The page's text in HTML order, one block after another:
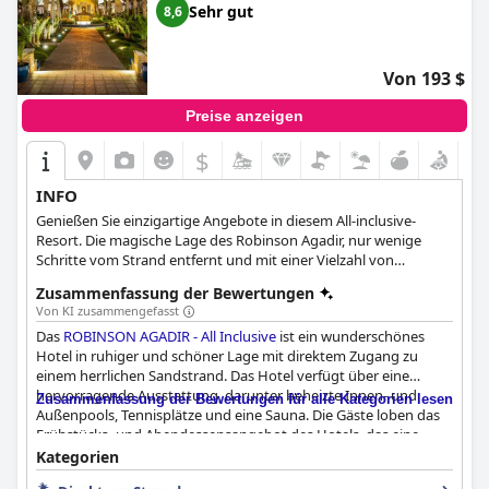
8,6 Sehr gut
Von 193 $
Preise anzeigen
$
INFO
Genießen Sie einzigartige Angebote in diesem All-inclusive-
Resort. Die magische Lage des Robinson Agadir, nur wenige
Schritte vom Strand entfernt und mit einer Vielzahl von
Golf, Outdoor-Aktivitäten, wie Reiten, und Aktivitäten speziell für
Kinder organisiert, werden Sie eine originelle ROBINS Erfahrung
auf dem Gelände dieses Hotels haben.
Zusammenfassung der Bewertungen
Von KI zusammengefasst
Das ROBINSON AGADIR - All Inclusive ist ein wunderschönes
Hotel in ruhiger und schöner Lage mit direktem Zugang zu
einem herrlichen Sandstrand. Das Hotel verfügt über eine
hervorragende Ausstattung, darunter beheizte Innen- und
Außenpools, Tennisplätze und eine Sauna. Die Gäste loben das
Frühstücks- und Abendessensangebot des Hotels, das eine
große Auswahl an ausgewogenen, gesunden Optionen und
köstlichen Gerichten bietet. Die Zimmer sind sauber, geräumig
Zusammenfassung der Bewertungen für alle Kategorien lesen
Kategorien